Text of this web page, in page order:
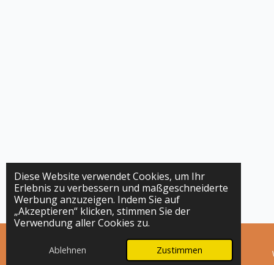
Diese Website verwendet Cookies, um Ihr
Erlebnis zu verbessern und maßgeschneiderte
Werbung anzuzeigen. Indem Sie auf
„Akzeptieren“ klicken, stimmen Sie der
Verwendung aller Cookies zu.
Ablehnen Zustimmen
Karte